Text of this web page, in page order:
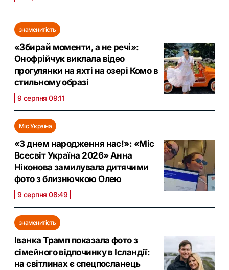
знаменитість
«Збирай моменти, а не речі»:
Онофрійчук виклала відео
прогулянки на яхті на озері Комо в
стильному образі
9 серпня 09:11
Міс Україна
«З днем народження нас!»: «Міс
Всесвіт Україна 2026» Анна
Ніконова замилувала дитячими
фото з близнючкою Олею
9 серпня 08:49
знаменитість
Іванка Трамп показала фото з
сімейного відпочинку в Ісландії:
на світлинах є спецпосланець